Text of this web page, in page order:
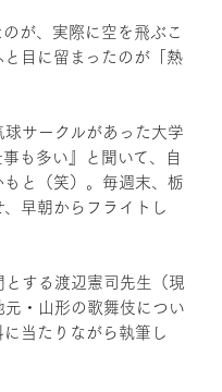
が、実際に空を飛ぶこ
目に留まったのが「熱
球サークルがあった大学
も多い』と聞いて、自
と（笑）。毎週末、栃
早朝からフライトし
する渡辺憲司先生（現
・山形の歌舞伎につい
当たりながら執筆し